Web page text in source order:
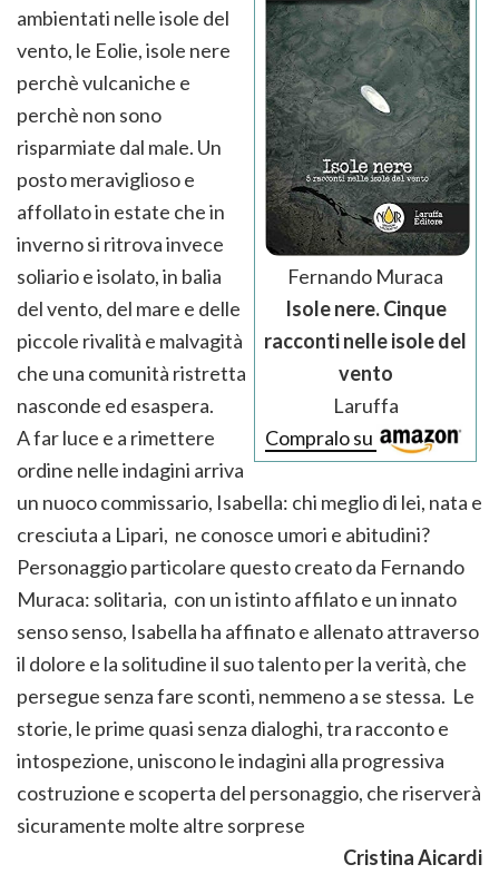
Fernando Muraca
Isole nere. Cinque
racconti nelle isole del
vento
Laruffa
Compralo su
ambientati nelle isole del
vento, le Eolie, isole nere
perchè vulcaniche e
perchè non sono
risparmiate dal male. Un
posto meraviglioso e
affollato in estate che in
inverno si ritrova invece
soliario e isolato, in balia
del vento, del mare e delle
piccole rivalità e malvagità
che una comunità ristretta
nasconde ed esaspera.
A far luce e a rimettere
ordine nelle indagini arriva
un nuoco commissario, Isabella: chi meglio di lei, nata e
cresciuta a Lipari, ne conosce umori e abitudini?
Personaggio particolare questo creato da Fernando
Muraca: solitaria, con un istinto affilato e un innato
senso senso, Isabella ha affinato e allenato attraverso
il dolore e la solitudine il suo talento per la verità, che
persegue senza fare sconti, nemmeno a se stessa. Le
storie, le prime quasi senza dialoghi, tra racconto e
intospezione, uniscono le indagini alla progressiva
costruzione e scoperta del personaggio, che riserverà
sicuramente molte altre sorprese
Cristina Aicardi